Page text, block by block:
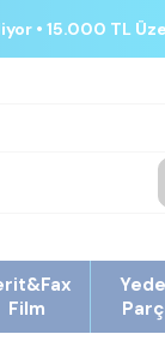
• 15.000 TL
Film